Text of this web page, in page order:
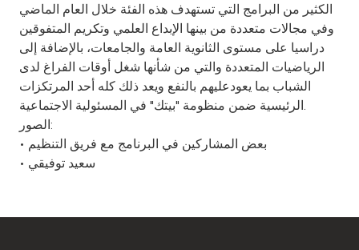
الكثير من البرامج التي تستهدف هذه الفئة خلال العام الماضي
وفي مجالات متعددة من بينها الإبداع العلمي وتكريم المتفوقين
دراسيا على مستوى الثانوية العامة والجامعات، بالإضافة إلى
الرياضيات المتعددة والتي من شأنها شغل أوقات الفراغ لدى
الشباب بما يعودعليهم بالنفع ويعد ذلك كله أحد المرتكزات
الرئيسية ضمن منظومة "بيتك" في المسئولية الاجتماعية.
الصور:
• بعض المشاركين في البرنامج مع فريق التنظيم
• سعيد توفيقي